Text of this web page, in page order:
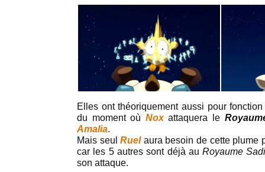
Elles ont théoriquement aussi pour
du moment où Noxattaquera le
Amalia.
Mais seulRuel aura besoin de cette plume
car les 5 autres sont déjà auRoyaume
son attaque.